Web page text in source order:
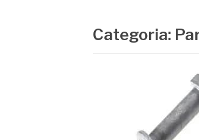
Categoria: